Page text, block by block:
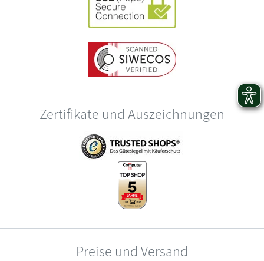
Zertifikate und Auszeichnungen
Preise und Versand